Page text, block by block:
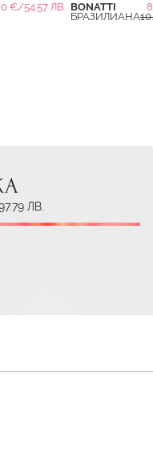
€/54.57 ЛВ. BONATTI
БРАЗИЛИАНА
ЛВ.